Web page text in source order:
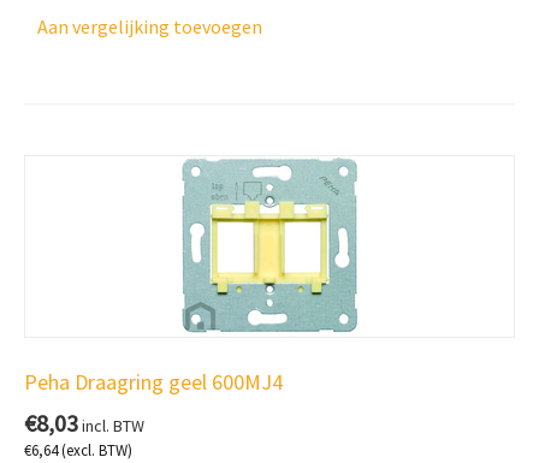
Aan vergelijking toevoegen
Peha Draagring geel 600MJ4
€8,03incl. BTW
€6,64(excl. BTW)